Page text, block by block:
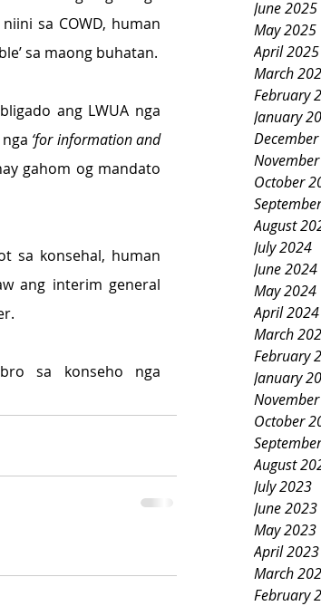
June 2025
May 2025
April 2025
March
February
January
October
August
July 2024
June 2024
May 2024
April 2024
March
February
January
October
August
July 2023
June 2023
May 2023
April 2023
March
February
sa COWD, human
sa maong buhatan.
ang LWUA nga
‘for information and
gahom og mandato
sa konsehal, human
ang interim general
sa konseho nga